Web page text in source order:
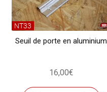
NT33
Seuil de porte en aluminium
16,00€